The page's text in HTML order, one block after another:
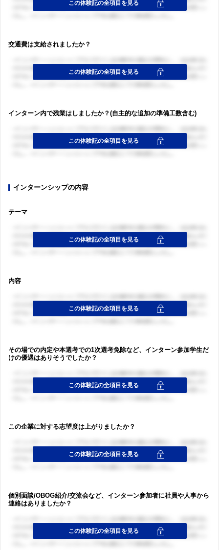
交通費は支給されましたか？
インターン内で残業はしましたか？(自主的な追加の準備工数含む)
インターンシップの内容
テーマ
内容
その場での内定や本選考での1次選考免除など、インターン参加学生だ
けの優遇はありそうでしたか？
この企業に対する志望度は上がりましたか？
個別面談/OBOG紹介/交流会など、インターン参加者に社員や人事から
連絡はありましたか？